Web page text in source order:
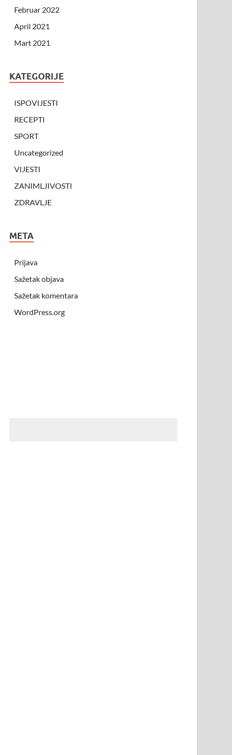
Februar 2022
April 2021
Mart 2021
KATEGORIJE
ISPOVIJESTI
RECEPTI
SPORT
Uncategorized
VIJESTI
ZANIMLJIVOSTI
ZDRAVLJE
META
Prijava
Sažetak objava
Sažetak komentara
WordPress.org